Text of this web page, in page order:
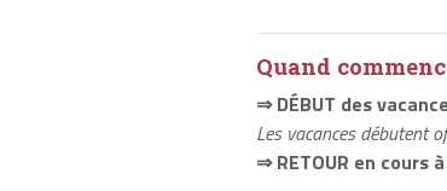
Quand
⇒ DÉBUT des
Les vacances débutent
⇒ RETOUR en cours